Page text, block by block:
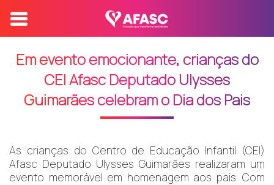
Em evento emocionante, crianças do
CEI Afasc Deputado Ulysses
Guimarães celebram o Dia dos Pais
As crianças do Centro de Educação Infantil (CEI)
Afasc Deputado Ulysses Guimarães realizaram um
evento memorável em homenagem aos pais. Com